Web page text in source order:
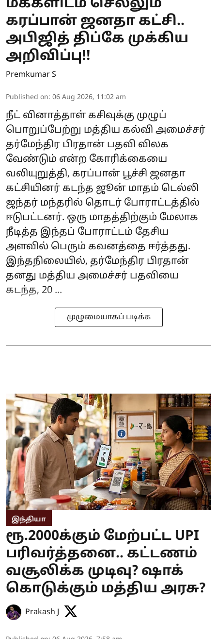
மக்களிடம் செல்லும்
கரப்பான் ஜனதா கட்சி..
அபிஜித் திப்கே முக்கிய
அறிவிப்பு!!
Premkumar S
Published on: 06 Aug 2026, 11:02 am
நீட் வினாத்தாள் கசிவுக்கு முழுப்
பொறுப்பேற்று மத்திய கல்வி அமைச்சர்
தர்மேந்திர பிரதான் பதவி விலக
வேண்டும் என்ற கோரிக்கையை
வலியுறுத்தி, கரப்பான் பூச்சி ஜனதா
கட்சியினர் கடந்த ஜூன் மாதம் டெல்லி
ஜந்தர் மந்தரில் தொடர் போராட்டத்தில்
ஈடுபட்டனர். ஒரு மாதத்திற்கும் மேலாக
நீடித்த இந்தப் போராட்டம் தேசிய
அளவில் பெரும் கவனத்தை ஈர்த்தது.
இந்தநிலையில், தர்மேந்திர பிரதான்
தனது மத்திய அமைச்சர் பதவியை
கடந்த, 20 ...
முழுமையாகப் படிக்க
இந்தியா
ரூ.2000க்கும் மேற்பட்ட UPI
பரிவர்த்தனை.. கட்டணம்
வசூலிக்க முடிவு? ஷாக்
கொடுக்கும் மத்திய அரசு?
Prakash J